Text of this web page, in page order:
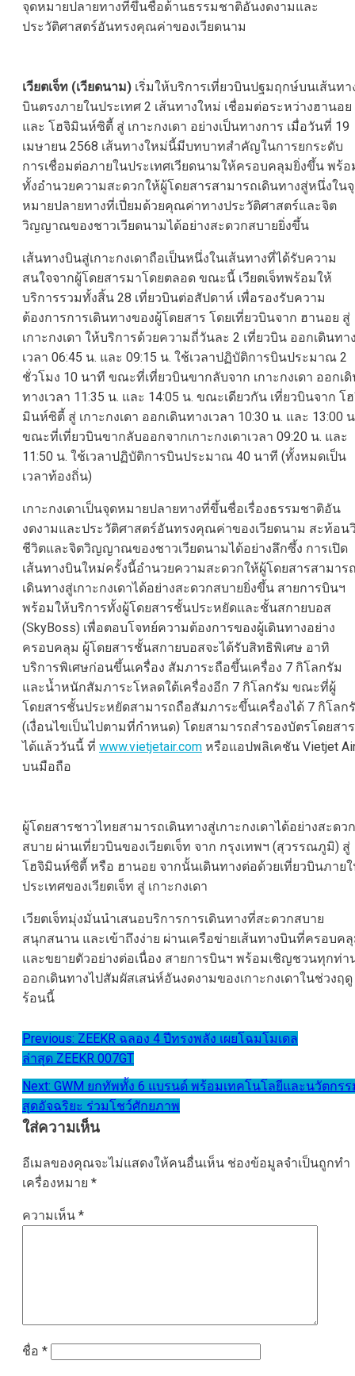
จุดหมายปลายทางที่ขึ้นชื่อด้านธรรมชาติอันงดงามและ
ประวัติศาสตร์อันทรงคุณค่าของเวียดนาม
เวียตเจ็ท (เวียดนาม) เริ่มให้บริการเที่ยวบินปฐมฤกษ์บนเส้นทา
บินตรงภายในประเทศ 2 เส้นทางใหม่ เชื่อมต่อระหว่างฮานอย
และ โฮจิมินห์ซิตี้ สู่ เกาะกงเดา อย่างเป็นทางการ เมื่อวันที่ 19
เมษายน 2568 เส้นทางใหม่นี้มีบทบาทสำคัญในการยกระดับ
การเชื่อมต่อภายในประเทศเวียดนามให้ครอบคลุมยิ่งขึ้น พร้อ
ทั้งอำนวยความสะดวกให้ผู้โดยสารสามารถเดินทางสู่หนึ่งใน
หมายปลายทางที่เปี่ยมด้วยคุณค่าทางประวัติศาสตร์และจิต
วิญญาณของชาวเวียดนามได้อย่างสะดวกสบายยิ่งขึ้น
เส้นทางบินสู่เกาะกงเดาถือเป็นหนึ่งในเส้นทางที่ได้รับความ
สนใจจากผู้โดยสารมาโดยตลอด ขณะนี้ เวียตเจ็ทพร้อมให้
บริการรวมทั้งสิ้น 28 เที่ยวบินต่อสัปดาห์ เพื่อรองรับความ
ต้องการการเดินทางของผู้โดยสาร โดยเที่ยวบินจาก ฮานอย สู่
เกาะกงเดา ให้บริการด้วยความถี่วันละ 2 เที่ยวบิน ออกเดินทา
เวลา 06:45 น. และ 09:15 น. ใช้เวลาปฏิบัติการบินประมาณ 2
ชั่วโมง 10 นาที ขณะที่เที่ยวบินขากลับจาก เกาะกงเดา ออกเ
ทางเวลา 11:35 น. และ 14:05 น. ขณะเดียวกัน เที่ยวบินจาก โ
มินห์ซิตี้ สู่ เกาะกงเดา ออกเดินทางเวลา 10:30 น. และ 13:00
ขณะที่เที่ยวบินขากลับออกจากเกาะกงเดาเวลา 09:20 น. และ
11:50 น. ใช้เวลาปฏิบัติการบินประมาณ 40 นาที (ทั้งหมดเป็น
เวลาท้องถิ่น)
เกาะกงเดาเป็นจุดหมายปลายทางที่ขึ้นชื่อเรื่องธรรมชาติอัน
งดงามและประวัติศาสตร์อันทรงคุณค่าของเวียดนาม สะท้อน
ชีวิตและจิตวิญญาณของชาวเวียดนามได้อย่างลึกซึ้ง การเปิด
เส้นทางบินใหม่ครั้งนี้อำนวยความสะดวกให้ผู้โดยสารสามาร
เดินทางสู่เกาะกงเดาได้อย่างสะดวกสบายยิ่งขึ้น สายการบินฯ
พร้อมให้บริการทั้งผู้โดยสารชั้นประหยัดและชั้นสกายบอส
(SkyBoss) เพื่อตอบโจทย์ความต้องการของผู้เดินทางอย่าง
ครอบคลุม ผู้โดยสารชั้นสกายบอสจะได้รับสิทธิพิเศษ อาทิ
บริการพิเศษก่อนขึ้นเครื่อง สัมภาระถือขึ้นเครื่อง 7 กิโลกรัม
และน้ำหนักสัมภาระโหลดใต้เครื่องอีก 7 กิโลกรัม ขณะที่ผู้
โดยสารชั้นประหยัดสามารถถือสัมภาระขึ้นเครื่องได้ 7 กิโลก
(เงื่อนไขเป็นไปตามที่กำหนด) โดยสามารถสำรองบัตรโดยสาร
ได้แล้ววันนี้ ที่ www.vietjetair.com หรือแอปพลิเคชัน Vietjet
บนมือถือ
ผู้โดยสารชาวไทยสามารถเดินทางสู่เกาะกงเดาได้อย่างสะดวก
สบาย ผ่านเที่ยวบินของเวียตเจ็ท จาก กรุงเทพฯ (สุวรรณภูมิ) สู่
โฮจิมินห์ซิตี้ หรือ ฮานอย จากนั้นเดินทางต่อด้วยเที่ยวบินภาย
ประเทศของเวียตเจ็ท สู่ เกาะกงเดา
เวียตเจ็ทมุ่งมั่นนำเสนอบริการการเดินทางที่สะดวกสบาย
สนุกสนาน และเข้าถึงง่าย ผ่านเครือข่ายเส้นทางบินที่ครอบค
และขยายตัวอย่างต่อเนื่อง สายการบินฯ พร้อมเชิญชวนทุกท่า
ออกเดินทางไปสัมผัสเสน่ห์อันงดงามของเกาะกงเดาในช่วงฤดู
ร้อนนี้
แนะแนว
เรื่อง
Previous: ZEEKR ฉลอง 4 ปีทรงพลัง เผยโฉมโมเดล
ล่าสุด ZEEKR 007GT
Next: GWM ยกทัพทั้ง 6 แบรนด์ พร้อมเทคโนโลยีและนวัตกร
สุดอัจฉริยะ ร่วมโชว์ศักยภาพ
ใส่ความเห็น
อีเมลของคุณจะไม่แสดงให้คนอื่นเห็น ช่องข้อมูลจำเป็นถูกทำ
เครื่องหมาย *
ความเห็น *
ชื่อ *